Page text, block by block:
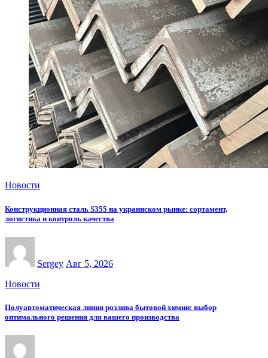
Новости
Конструкционная сталь S355 на украинском рынке: сортамент,
логистика и контроль качества
Sergey Авг 5, 2026
Новости
Полуавтоматическая линия розлива бытовой химии: выбор
оптимального решения для вашего производства